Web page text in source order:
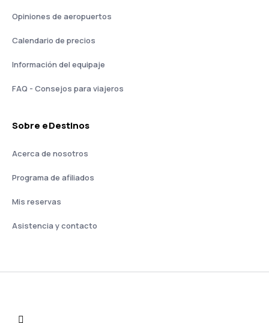
Opiniones de aeropuertos
Calendario de precios
Información del equipaje
FAQ - Consejos para viajeros
Sobre eDestinos
Acerca de nosotros
Programa de afiliados
Mis reservas
Asistencia y contacto